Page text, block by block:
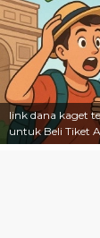
link dana kaget
untuk Beli Tiket